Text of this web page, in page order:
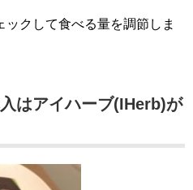
クして食べる量を調節しま
はアイハーブ(IHerb)が